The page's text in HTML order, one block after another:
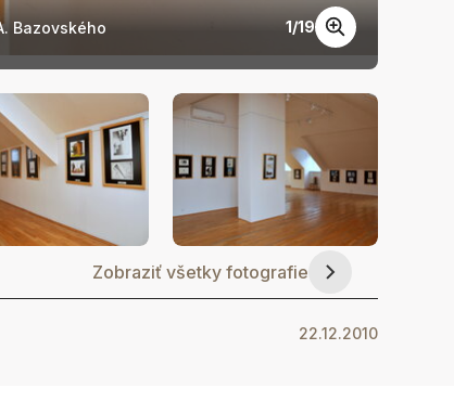
Bazovského 1/19
Zobraziť všetky fotografie
22.12.2010